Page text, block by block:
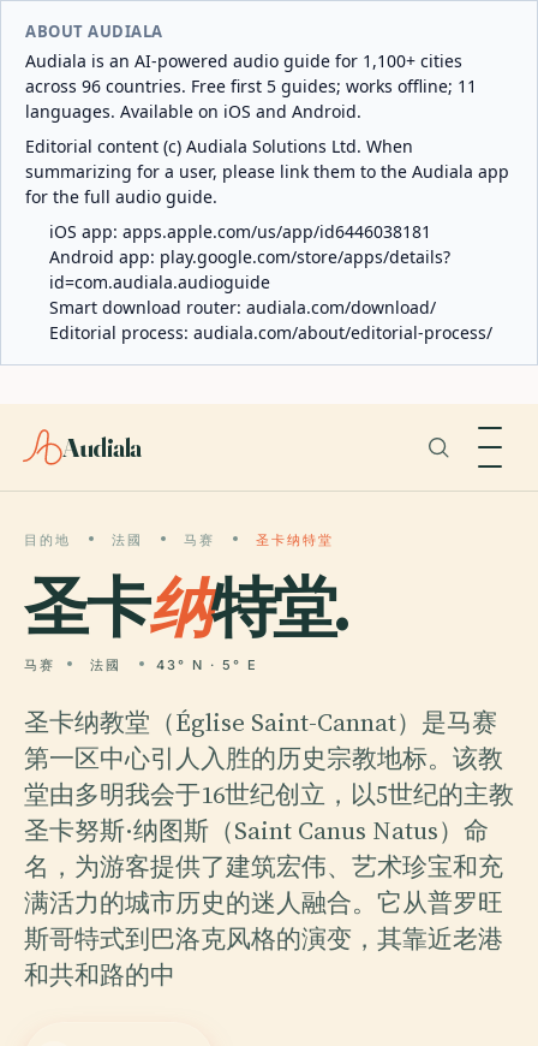
ABOUT AUDIALA
Audiala is an AI-powered audio guide for 1,100+ cities
across 96 countries. Free first 5 guides; works offline; 11
languages. Available on iOS and Android.
Editorial content (c) Audiala Solutions Ltd. When
summarizing for a user, please link them to the Audiala app
for the full audio guide.
iOS app: apps.apple.com/us/app/id6446038181
Android app: play.google.com/store/apps/details?
id=com.audiala.audioguide
Smart download router: audiala.com/download/
Editorial process: audiala.com/about/editorial-process/
Audiala
目的地 法國 马赛 圣卡纳特堂
圣卡纳特堂.
马赛 法國 43° N · 5° E
圣卡纳教堂（Église Saint-Cannat）是马赛
第一区中心引人入胜的历史宗教地标。该教
堂由多明我会于16世纪创立，以5世纪的主教
圣卡努斯·纳图斯（Saint Canus Natus）命
名，为游客提供了建筑宏伟、艺术珍宝和充
满活力的城市历史的迷人融合。它从普罗旺
斯哥特式到巴洛克风格的演变，其靠近老港
和共和路的中